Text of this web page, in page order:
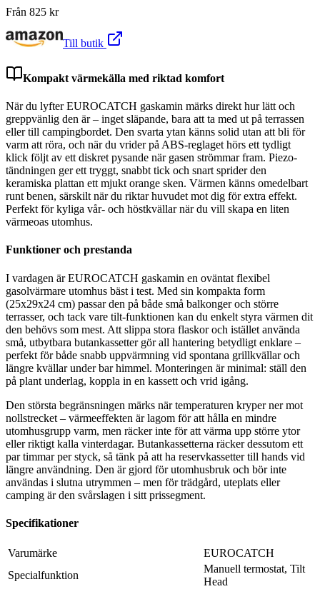
Från 825 kr
Till butik
Kompakt värmekälla med riktad komfort
När du lyfter EUROCATCH gaskamin märks direkt hur lätt och
greppvänlig den är – inget släpande, bara att ta med ut på terrassen
eller till campingbordet. Den svarta ytan känns solid utan att bli för
varm att röra, och när du vrider på ABS-reglaget hörs ett tydligt
klick följt av ett diskret pysande när gasen strömmar fram. Piezo-
tändningen ger ett tryggt, snabbt tick och snart sprider den
keramiska plattan ett mjukt orange sken. Värmen känns omedelbart
runt benen, särskilt när du riktar huvudet mot dig för extra effekt.
Perfekt för kyliga vår- och höstkvällar när du vill skapa en liten
värmeoas utomhus.
Funktioner och prestanda
I vardagen är EUROCATCH gaskamin en oväntat flexibel
gasolvärmare utomhus bäst i test. Med sin kompakta form
(25x29x24 cm) passar den på både små balkonger och större
terrasser, och tack vare tilt-funktionen kan du enkelt styra värmen dit
den behövs som mest. Att slippa stora flaskor och istället använda
små, utbytbara butankassetter gör all hantering betydligt enklare –
perfekt för både snabb uppvärmning vid spontana grillkvällar och
längre kvällar under bar himmel. Monteringen är minimal: ställ den
på plant underlag, koppla in en kassett och vrid igång.
Den största begränsningen märks när temperaturen kryper ner mot
nollstrecket – värmeeffekten är lagom för att hålla en mindre
utomhusgrupp varm, men räcker inte för att värma upp större ytor
eller riktigt kalla vinterdagar. Butankassetterna räcker dessutom ett
par timmar per styck, så tänk på att ha reservkassetter till hands vid
längre användning. Den är gjord för utomhusbruk och bör inte
användas i slutna utrymmen – men för trädgård, uteplats eller
camping är den svårslagen i sitt prissegment.
Specifikationer
Varumärke
EUROCATCH
Specialfunktion
Manuell termostat, Tilt
Head